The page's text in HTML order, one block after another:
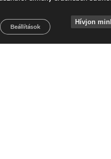
–
minden
Beállítások
Hívjon